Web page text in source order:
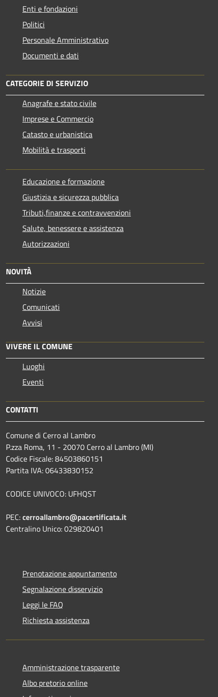
Enti e fondazioni
Politici
Personale Amministrativo
Documenti e dati
CATEGORIE DI SERVIZIO
Anagrafe e stato civile
Imprese e Commercio
Catasto e urbanistica
Mobilità e trasporti
Educazione e formazione
Giustizia e sicurezza pubblica
Tributi,finanze e contravvenzioni
Salute, benessere e assistenza
Autorizzazioni
NOVITÀ
Notizie
Comunicati
Avvisi
VIVERE IL COMUNE
Luoghi
Eventi
CONTATTI
Comune di Cerro al Lambro
P.zza Roma, 11 - 20070 Cerro al Lambro (MI)
Codice Fiscale: 84503860151
Partita IVA: 06433830152
CODICE UNIVOCO: UFHQST
PEC:cerroallambro@pacertificata.it
Centralino Unico: 029820401
Prenotazione appuntamento
Segnalazione disservizio
Leggi le FAQ
Richiesta assistenza
Amministrazione trasparente
Albo pretorio online